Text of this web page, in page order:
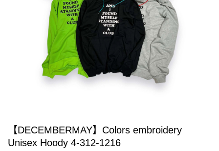
【DECEMBERMAY】Colors embroidery
Unisex Hoody 4-312-1216